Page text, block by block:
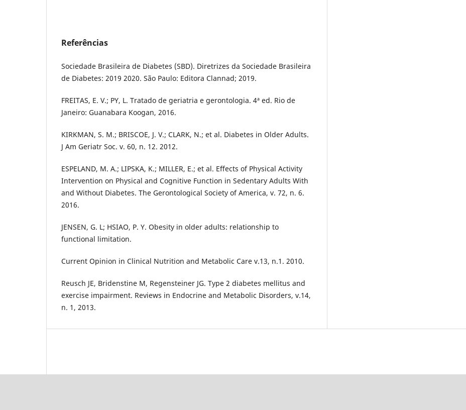
Referências
Sociedade Brasileira de Diabetes (SBD). Diretrizes da Sociedade Brasileira
de Diabetes: 2019 2020. São Paulo: Editora Clannad; 2019.
FREITAS, E. V.; PY, L. Tratado de geriatria e gerontologia. 4ª ed. Rio de
Janeiro: Guanabara Koogan, 2016.
KIRKMAN, S. M.; BRISCOE, J. V.; CLARK, N.; et al. Diabetes in Older Adults.
J Am Geriatr Soc. v. 60, n. 12. 2012.
ESPELAND, M. A.; LIPSKA, K.; MILLER, E.; et al. Eﬀects of Physical Activity
Intervention on Physical and Cognitive Function in Sedentary Adults With
and Without Diabetes. The Gerontological Society of America, v. 72, n. 6.
2016.
JENSEN, G. L; HSIAO, P. Y. Obesity in older adults: relationship to
functional limitation.
Current Opinion in Clinical Nutrition and Metabolic Care v.13, n.1. 2010.
Reusch JE, Bridenstine M, Regensteiner JG. Type 2 diabetes mellitus and
exercise impairment. Reviews in Endocrine and Metabolic Disorders, v.14,
n. 1, 2013.